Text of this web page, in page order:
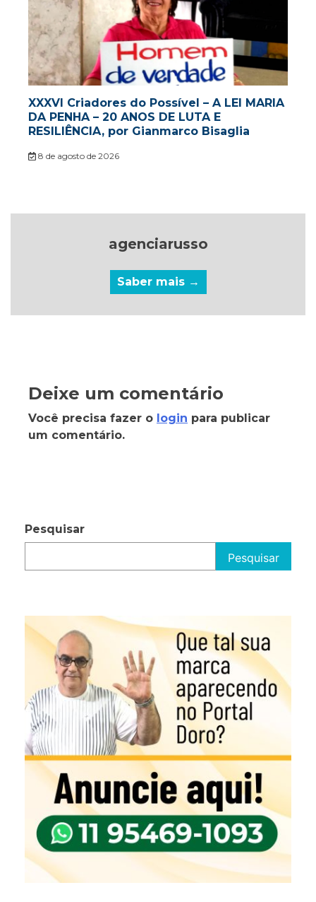
XXXVI Criadores do Possível – A LEI MARIA
DA PENHA – 20 ANOS DE LUTA E
RESILIÊNCIA, por Gianmarco Bisaglia
8 de agosto de 2026
agenciarusso
Saber mais →
Deixe um comentário
Você precisa fazer o login para publicar
um comentário.
Pesquisar
Pesquisar